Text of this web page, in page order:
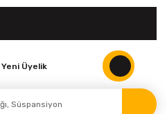
Yeni Üyelik